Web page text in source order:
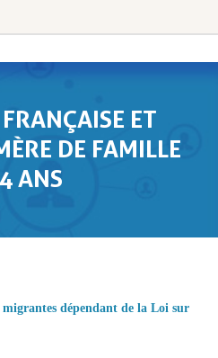
ET
DE FAMILLE
ANS
migrantes dépendant de la Loi sur